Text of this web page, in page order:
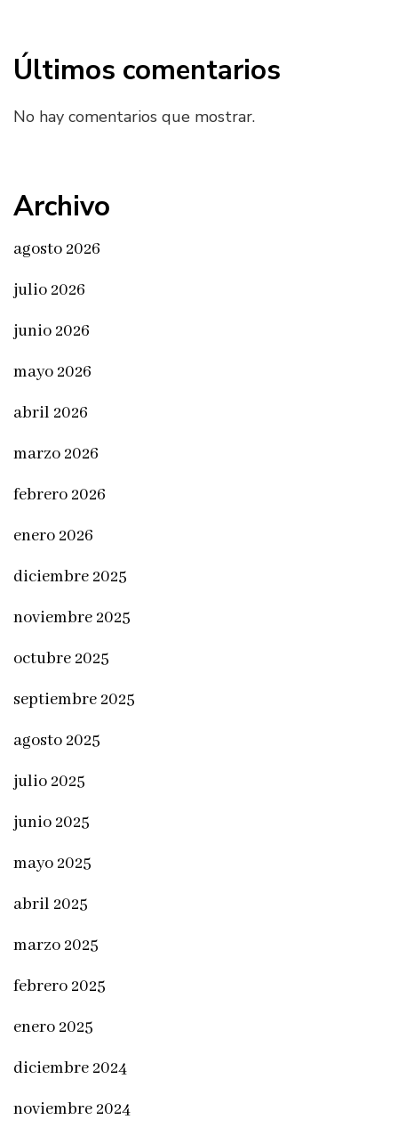
Últimos comentarios
No hay comentarios que mostrar.
Archivo
agosto 2026
julio 2026
junio 2026
mayo 2026
abril 2026
marzo 2026
febrero 2026
enero 2026
diciembre 2025
noviembre 2025
octubre 2025
septiembre 2025
agosto 2025
julio 2025
junio 2025
mayo 2025
abril 2025
marzo 2025
febrero 2025
enero 2025
diciembre 2024
noviembre 2024